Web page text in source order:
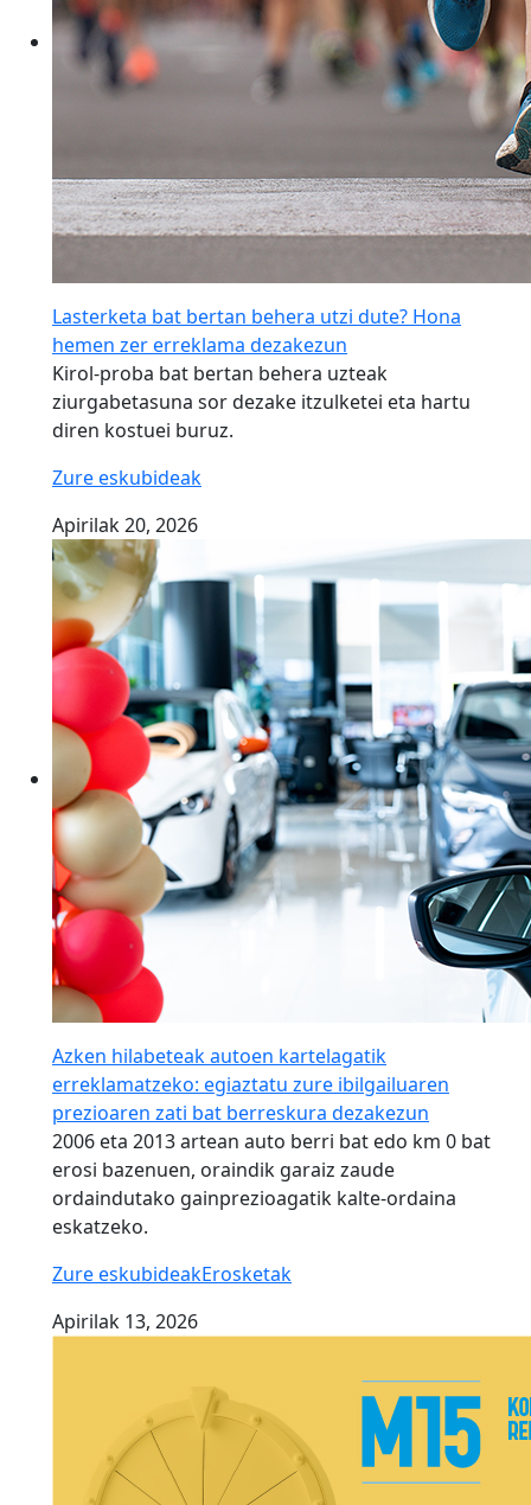
Lasterketa bat bertan behera utzi dute? Hona
hemen zer erreklama dezakezun
Kirol-proba bat bertan behera uzteak
ziurgabetasuna sor dezake itzulketei eta hartu
diren kostuei buruz.
Zure eskubideak
Apirilak 20, 2026
Azken hilabeteak autoen kartelagatik
erreklamatzeko: egiaztatu zure ibilgailuaren
prezioaren zati bat berreskura dezakezun
2006 eta 2013 artean auto berri bat edo km 0 bat
erosi bazenuen, oraindik garaiz zaude
ordaindutako gainprezioagatik kalte-ordaina
eskatzeko.
Zure eskubideakErosketak
Apirilak 13, 2026